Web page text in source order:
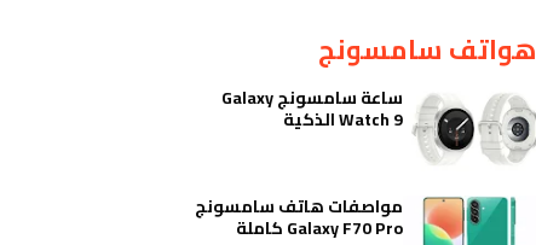
هواتف سامسونج
ساعة سامسونج Galaxy
Watch 9 الذكية
مواصفات هاتف سامسونج
Galaxy F70 Pro كاملة